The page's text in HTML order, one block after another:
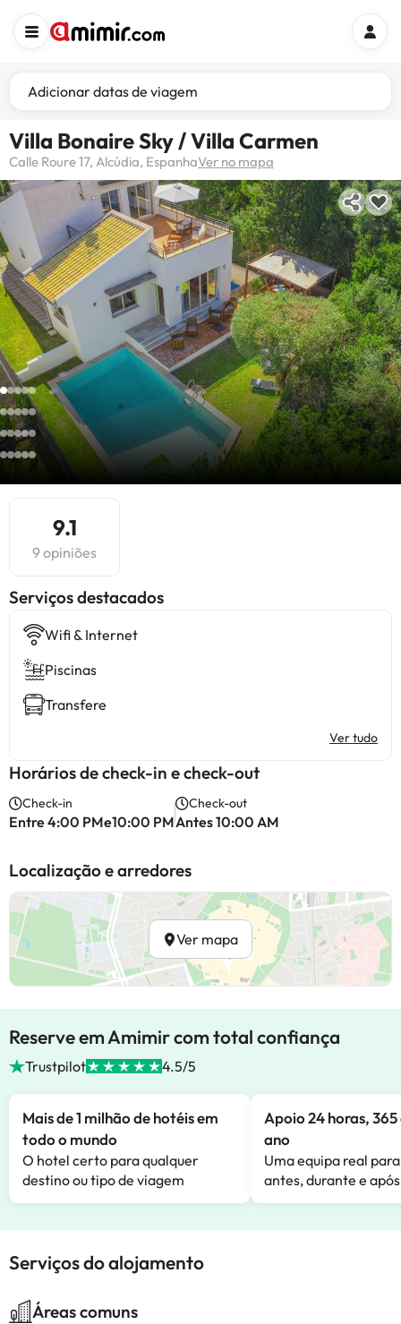
Adicionar datas de viagem
Villa Bonaire Sky / Villa Carmen
Calle Roure 17, Alcúdia, EspanhaVer no mapa
9.1
9 opiniões
Serviços destacados
Wifi & Internet
Piscinas
Transfere
Ver tudo
Horários de check-in e check-out
Check-in
Entre 4:00 PMe10:00 PM
Check-out
Antes 10:00 AM
Localização e arredores
Ver mapa
Reserve em Amimir com total confiança
Trustpilot 4.5/5
Mais de 1 milhão de hotéis em
todo o mundo
O hotel certo para qualquer
destino ou tipo de viagem
Apoio 24 horas,
ano
Uma equipa real
antes, durante e
Serviços do alojamento
Áreas comuns